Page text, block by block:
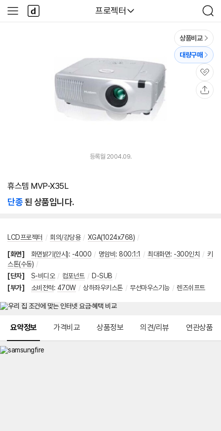
다나와
프로젝터
검
색
사
이
다
나
와
상품비교
대량구매
관
심
등록월 2004.09.
휴스템 MVP-X35L
단종된 상품입니다.
LCD프로젝터 / 회의/강당용 / XGA(1024x768) /
[화면] 화면밝기(안시): -4000 / 명암비 : 800:1:1 / 최대화면: -300인치 / 키
스톤(수동) /
[단자]
S-비디오 / 컴포넌트 / D-SUB /
[부가]
소비전력: 470W / 상하좌우키스톤 / 무선마우스기능 / 렌즈쉬프트
요약정보 가격비교 상품정보 의견/리뷰 연관상품